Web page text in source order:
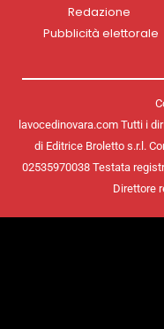
Redazione
Pubblicità elettorale
lavocedinovara.com Tutti i
di Editrice Broletto s.r.l.
02535970038 Testata
Direttore